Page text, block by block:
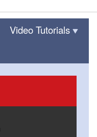
Video Tutorials